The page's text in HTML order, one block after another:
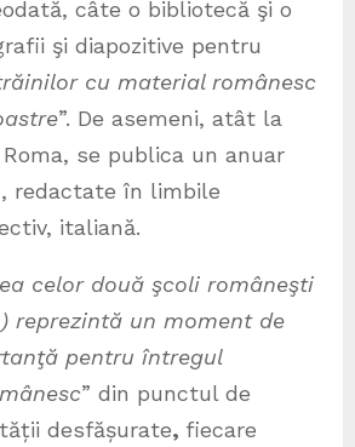
câte o bibliotecă şi o
şi diapozitive pentru
cu material românesc
”. De asemeni, atât la
se publica un anuar
redactate în limbile
italiană.
celor două şcoli româneşti
reprezintă un moment de
pentru întregul
” din punctul de
desfășurate, fiecare